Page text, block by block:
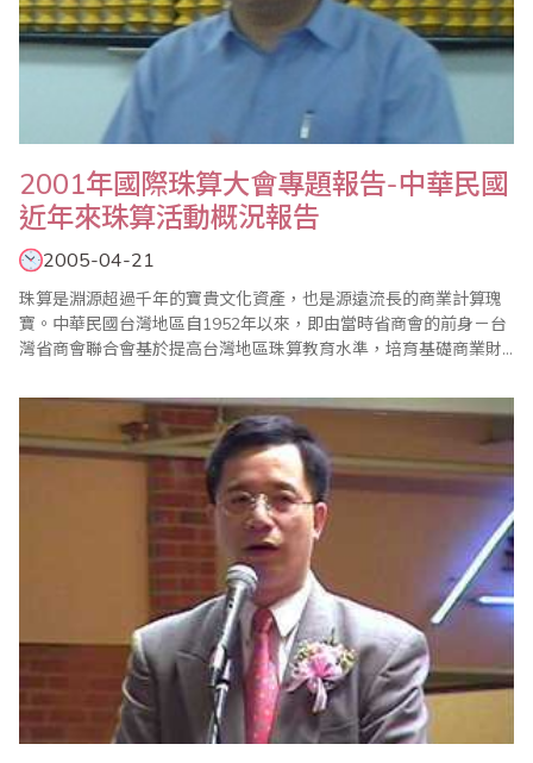
2001年國際珠算大會專題報告-中華民國
近年來珠算活動概況報告
2005-04-21
珠算是淵源超過千年的寶貴文化資產，也是源遠流長的商業計算瑰
寶。中華民國台灣地區自1952年以來，即由當時省商會的前身－台
灣省商會聯合會基於提高台灣地區珠算教育水準，培育基礎商業財
聯合會珠算促進委員會著手推動珠算發展活動，迄今已逾50年。目
前，台灣地區珠心算組織如雨後春筍般陸續成立，除了台灣省商業
會珠算委員會以外，並包括成立有30年..